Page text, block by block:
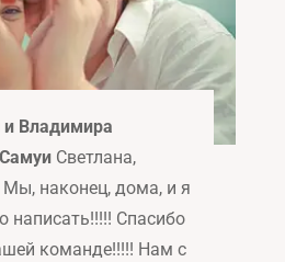
Владимира
Светлана,
наконец, дома, и я
написать!!!!! Спасибо
команде!!!!! Нам с